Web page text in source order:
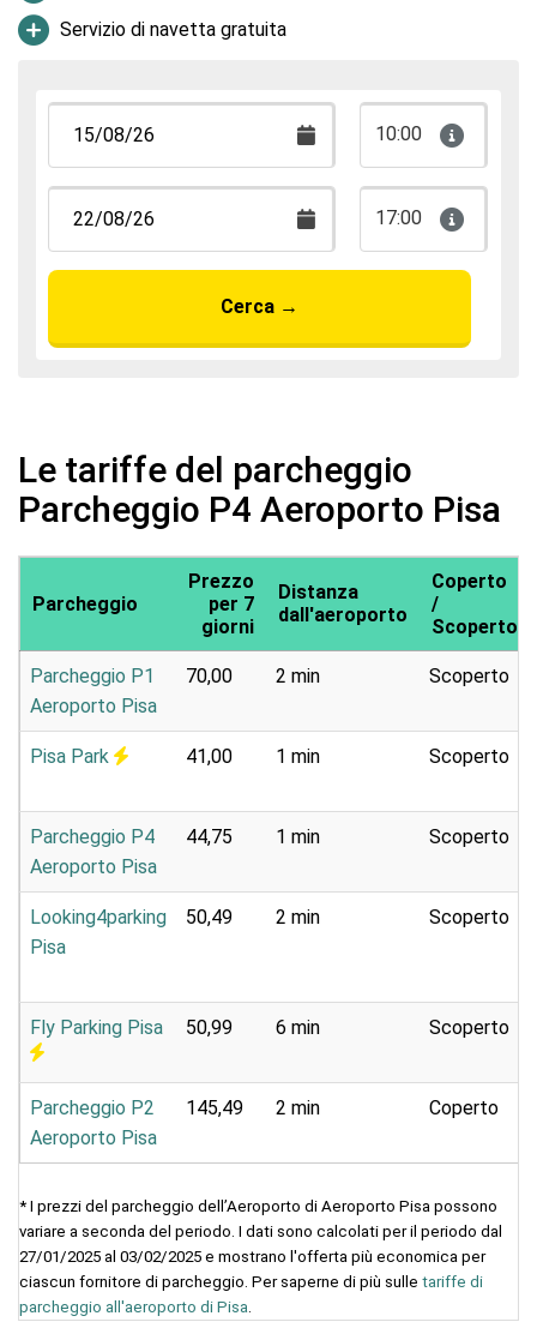
Servizio di navetta gratuita
10:00
17:00
Cerca →
Le tariffe del parcheggio
Parcheggio P4 Aeroporto Pisa
Parcheggio
Prezzo
per 7
giorni
Distanza
dall'aeroporto
Coperto
/
Scoperto
Parcheggio P1
Aeroporto Pisa
70,00 2 min Scoperto
Pisa Park 41,00 1 min Scoperto
Parcheggio P4
Aeroporto Pisa
44,75 1 min Scoperto
Looking4parking
Pisa
50,49 2 min Scoperto
Fly Parking Pisa 50,99 6 min Scoperto
Parcheggio P2
Aeroporto Pisa
145,49 2 min Coperto
* I prezzi del parcheggio dell’Aeroporto di Aeroporto Pisa possono
variare a seconda del periodo. I dati sono calcolati per il periodo dal
27/01/2025 al 03/02/2025 e mostrano l'offerta più economica per
ciascun fornitore di parcheggio. Per saperne di più sulle tariffe di
parcheggio all'aeroporto di Pisa.